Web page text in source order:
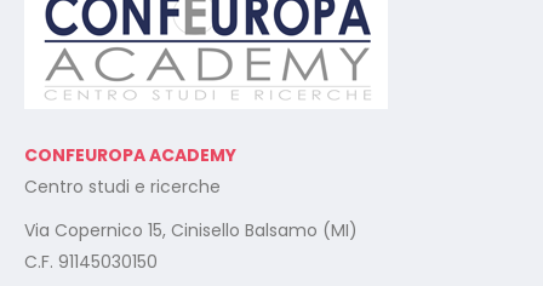
CONFEUROPA ACADEMY
Centro studi e ricerche
Via Copernico 15, Cinisello Balsamo (MI)
C.F. 91145030150